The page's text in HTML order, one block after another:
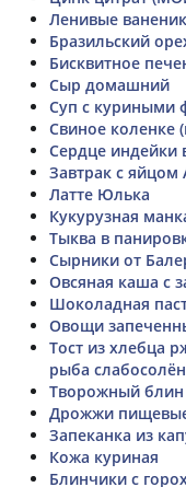
Ленивые
Бразильский
Бисквитное
Сыр домашний
Суп с куриными
Свиное коленке
Сердце индейки
Завтрак с яйцом
Латте Юлька
Кукурузная
Тыква в
Сырники от
Овсяная каша с
Шоколадная
Овощи
Тост из хлебца
рыба
Творожный блин
Дрожжи
Запеканка из
Кожа куриная
Блинчики с